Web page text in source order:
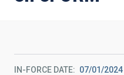
IN-FORCE DATE 07/01/2024